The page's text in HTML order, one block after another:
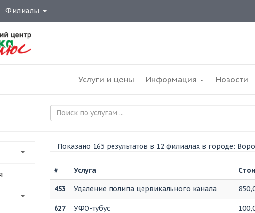
Филиалы
Услуги и цены Информация Новости
Показано 165 результатов в 12 филиалах в городе:
# Услуга
453 Удаление полипа цервикального канала
627 УФО-тубус